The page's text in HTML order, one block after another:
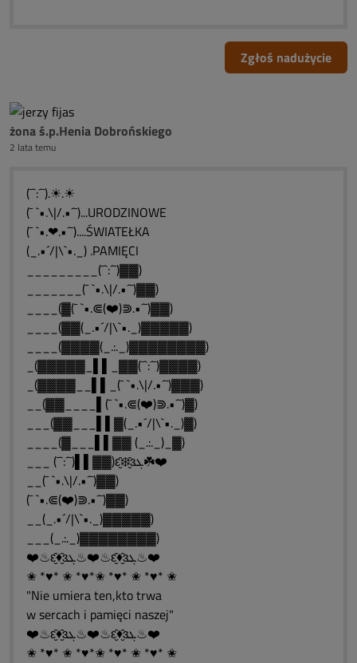
Zgłoś nadużycie
żona ś.p.Henia Dobrońskiego
2 lata temu
(¯`:´¯).☀.☀
(¯ `•.\|/.•´¯)...URODZINOWE
(¯ `•.❤.•´¯)....ŚWIATEŁKA
(_.•´/|\`•._) .PAMIĘCI
_________(¯`:´¯)▓▓)
_______(¯ `•.\|/.•´¯)▓▓)
____(▓(¯ `•.⋐(❤️)⋑.•´¯)▓▓)
____(▓▓(_.•´/|\`•._)▓▓▓▓▓)
____(▓▓▓▓(_.:._)▓▓▓▓▓▓▓▓)
_(▓▓▓▓▓_▌▌_▓▓(¯`:´¯)▓▓▓▓)
_(▓▓▓▓__▌▌_(¯ `•.\|/.•´¯)▓▓▓)
__(▓▓____▌(¯ `•.⋐(❤️)⋑.•´¯)▓)
___(▓▓___▌▌▓(_.•´/|\`•._)▓)
____(▓___▌▌▓▓ (_.:._)_▓)
___ (¯`:´¯)▌▌▓▓)ԑ̮̑❄️̮̑ɜܓ☘️❤️
__(¯ `•.\|/.•´¯)▓▓)
(¯ `•.⋐(❤️)⋑.•´¯)▓▓)
__(_.•´/|\`•._)▓▓▓▓▓)
___(_.:._)▓▓▓▓▓▓▓▓)
❤️♨ԑ̮̑♦̮̑ɜܓ♨❤️♨ԑ̮̑♦̮̑ɜܓ♨❤️
✬ *♥* ✬ *♥*✬ *♥* ✬ *♥* ✬
"Nie umiera ten,kto trwa
w sercach i pamięci naszej"
❤️♨ԑ̮̑♦̮̑ɜܓ♨❤️♨ԑ̮̑♦̮̑ɜܓ♨❤️
✬ *♥* ✬ *♥*✬ *♥* ✬ *♥* ✬